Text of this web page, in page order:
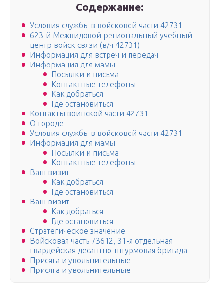
Содержание:
Условия службы в войсковой части 42731
623-й Межвидовой региональный учебный
центр войск связи (в/ч 42731)
Информация для встреч и передач
Информация для мамы
Посылки и письма
Контактные телефоны
Как добраться
Где остановиться
Контакты воинской части 42731
О городе
Условия службы в войсковой части 42731
Информация для мамы
Посылки и письма
Контактные телефоны
Ваш визит
Как добраться
Где остановиться
Ваш визит
Как добраться
Где остановиться
Стратегическое значение
Войсковая часть 73612, 31-я отдельная
гвардейская десантно-штурмовая бригада
Присяга и увольнительные
Присяга и увольнительные